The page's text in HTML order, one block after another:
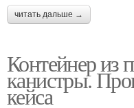
читать дальше →
Контейнер из
канистры.
кейса